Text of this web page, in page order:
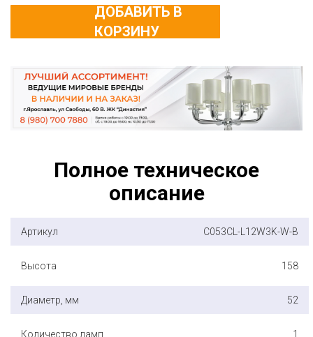
ДОБАВИТЬ В
КОРЗИНУ
Полное техническое
описание
Артикул C053CL-L12W3K-W-B
Высота 158
Диаметр, мм 52
Количество ламп 1